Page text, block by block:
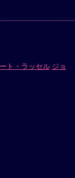
ト・ラッセル ジョ